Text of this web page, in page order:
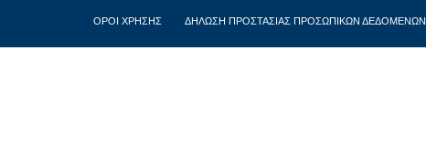
ΟΡΟΙ ΧΡΗΣΗΣ ΔΗΛΩΣΗ ΠΡΟΣΤΑΣΙΑΣ ΠΡΟΣΩΠΙΚΩΝ ΔΕΔΟΜΕΝΩΝ